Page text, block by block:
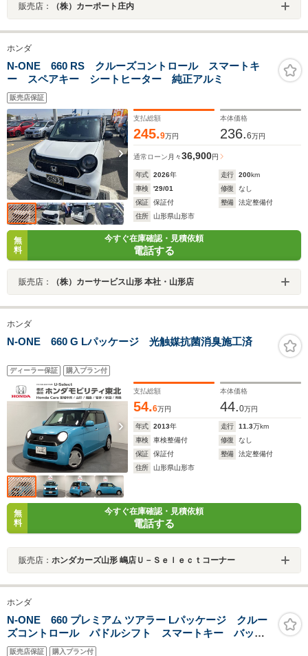
販売店： （株）カーポート庄内
ホンダ
N-ONE 660 RS クルーズコントロール スマートキ
ー スペアキー シートヒーター 純正アルミ
販売店保証
支払総額
245.9万円
本体価格
236.6万円
通常ローン 月々36,900円
年式 2026年 走行 200km
車検
'29/01 修復
なし
保証
保証付 整備
法定整備付
住所
山形県山形市
無
料
今すぐ在庫確認・見積依頼
電話する
販売店： （株）カーサービス山形 本社・山形店
ホンダ
N-ONE 660 G Lパッケージ 光触媒抗菌消臭施工済
ディーラー保証 購入プラン付
支払総額
54.6万円
本体価格
44.0万円
年式 2013年 走行 11.3万km
車検
車検整備付 修復
なし
保証
保証付 整備
法定整備付
住所
山形県山形市
無
料
今すぐ在庫確認・見積依頼
電話する
販売店： ホンダカーズ山形 嶋店Ｕ－Ｓｅｌｅｃｔコーナー
ホンダ
N-ONE 660 プレミアム ツアラー Lパッケージ クルー
ズコントロール パドルシフト スマートキー バック
カメラ プッシュスタート ETC 純正15インチAW
販売店保証 購入プラン付